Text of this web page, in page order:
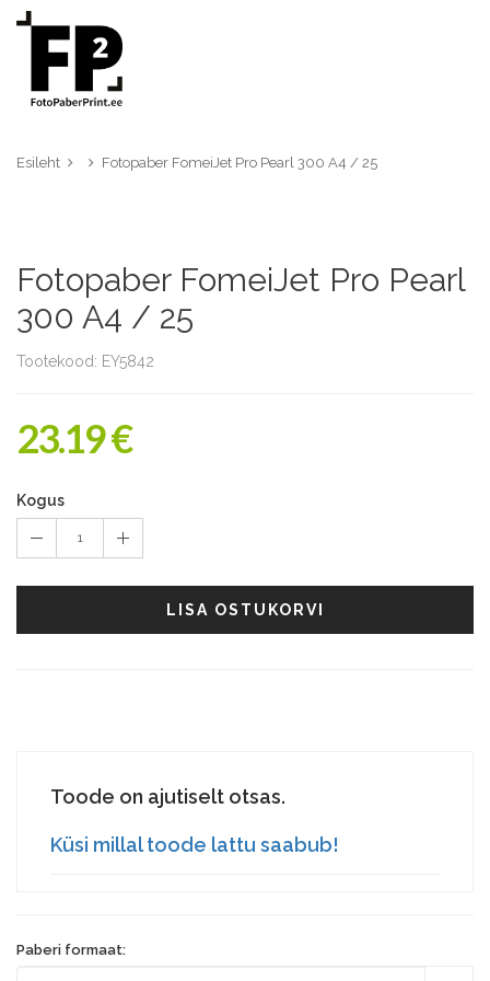
Esileht Fotopaber FomeiJet Pro Pearl 300 A4 / 25
Fotopaber FomeiJet Pro Pearl
300 A4 / 25
Tootekood: EY5842
23.19 €
Kogus
1
LISA OSTUKORVI
Toode on ajutiselt otsas.
Küsi millal toode lattu saabub!
Paberi formaat: